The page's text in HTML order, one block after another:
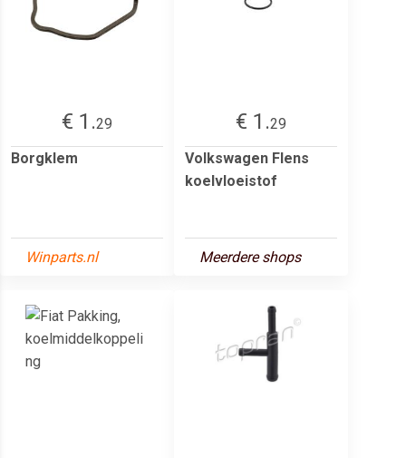
€ 1.29
Borgklem
Winparts.nl
€ 1.29
Volkswagen Flens
koelvloeistof
Meerdere shops